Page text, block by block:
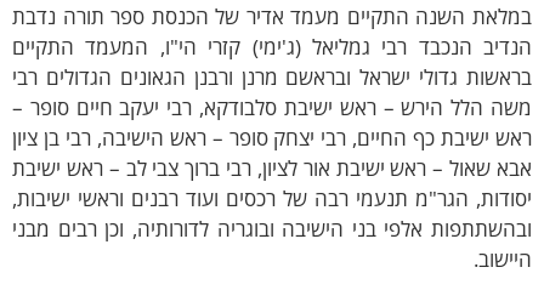
השנה התקיים מעמד אדיר של הכנסת ספר תורה נדבת
הנכבד רבי גמליאל (ג'ימי) קזרי הי"ו, המעמד התקיים
גדולי ישראל ובראשם מרנן ורבנן הגאונים הגדולים רבי
הלל הירש – ראש ישיבת סלבודקא, רבי יעקב חיים סופר –
ישיבת כף החיים, רבי יצחק סופר – ראש הישיבה, רבי בן ציון
שאול – ראש ישיבת אור לציון, רבי ברוך צבי לב – ראש ישיבת
הגר"מ תנעמי רבה של רכסים ועוד רבנים וראשי ישיבות,
אלפי בני הישיבה ובוגריה לדורותיה, וכן רבים מבני